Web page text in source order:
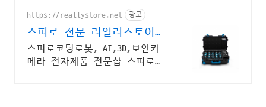
https://reallystore.net 광고
스피로 전문 리얼리스토어
코딩교육을 쉽고 재밌게
스피로코딩로봇, AI,3D,보안카
메라 전자제품 전문샵 스피로볼